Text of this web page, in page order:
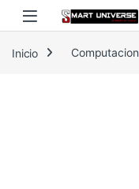
Skip to navigation
Skip to content
Inicio Computacion